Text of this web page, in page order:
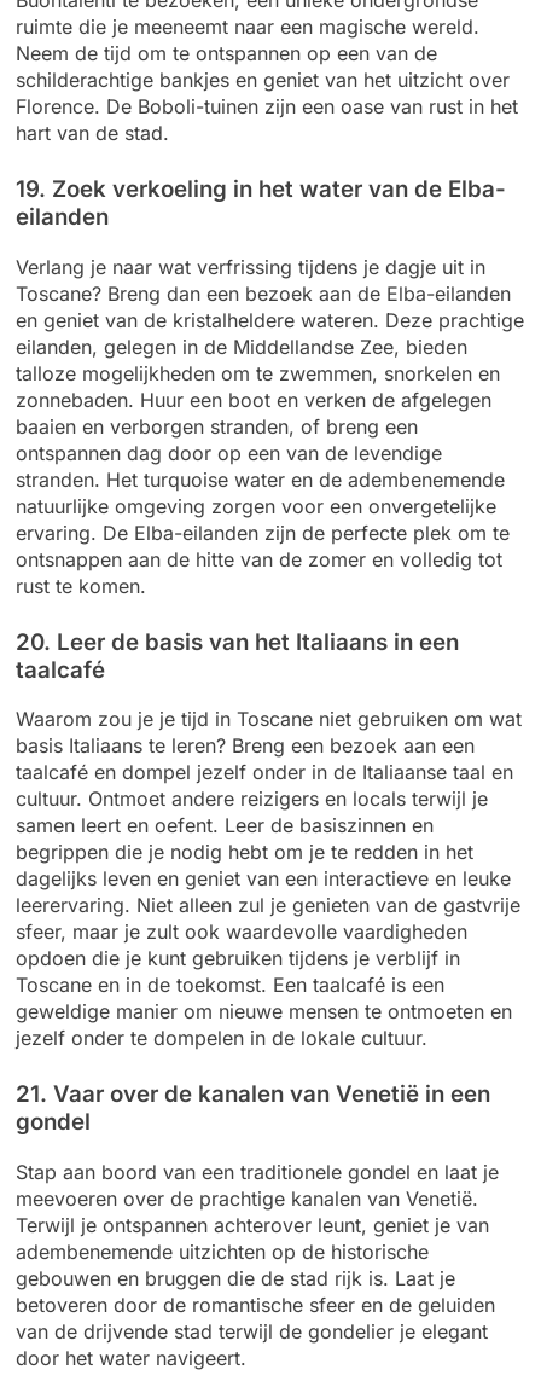
ruimte die je meeneemt naar een magische wereld.
Neem de tijd om te ontspannen op een van de
schilderachtige bankjes en geniet van het uitzicht over
Florence. De Boboli-tuinen zijn een oase van rust in het
hart van de stad.
19. Zoek verkoeling in het water van de Elba-
eilanden
Verlang je naar wat verfrissing tijdens je dagje uit in
Toscane? Breng dan een bezoek aan de Elba-eilanden
en geniet van de kristalheldere wateren. Deze prachtige
eilanden, gelegen in de Middellandse Zee, bieden
talloze mogelijkheden om te zwemmen, snorkelen en
zonnebaden. Huur een boot en verken de afgelegen
baaien en verborgen stranden, of breng een
ontspannen dag door op een van de levendige
stranden. Het turquoise water en de adembenemende
natuurlijke omgeving zorgen voor een onvergetelijke
ervaring. De Elba-eilanden zijn de perfecte plek om te
ontsnappen aan de hitte van de zomer en volledig tot
rust te komen.
20. Leer de basis van het Italiaans in een
taalcafé
Waarom zou je je tijd in Toscane niet gebruiken om wat
basis Italiaans te leren? Breng een bezoek aan een
taalcafé en dompel jezelf onder in de Italiaanse taal en
cultuur. Ontmoet andere reizigers en locals terwijl je
samen leert en oefent. Leer de basiszinnen en
begrippen die je nodig hebt om je te redden in het
dagelijks leven en geniet van een interactieve en leuke
leerervaring. Niet alleen zul je genieten van de gastvrije
sfeer, maar je zult ook waardevolle vaardigheden
opdoen die je kunt gebruiken tijdens je verblijf in
Toscane en in de toekomst. Een taalcafé is een
geweldige manier om nieuwe mensen te ontmoeten en
jezelf onder te dompelen in de lokale cultuur.
21. Vaar over de kanalen van Venetië in een
gondel
Stap aan boord van een traditionele gondel en laat je
meevoeren over de prachtige kanalen van Venetië.
Terwijl je ontspannen achterover leunt, geniet je van
adembenemende uitzichten op de historische
gebouwen en bruggen die de stad rijk is. Laat je
betoveren door de romantische sfeer en de geluiden
van de drijvende stad terwijl de gondelier je elegant
door het water navigeert.